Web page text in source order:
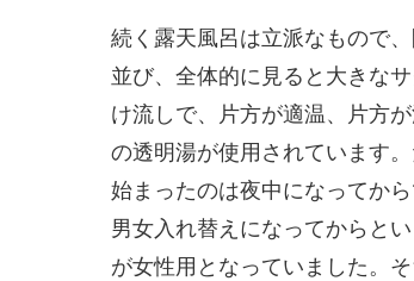
続く露天風呂は立派なもので
並び、全体的に見ると大きな
け流しで、片方が適温、片方
の透明湯が使用されています
始まったのは夜中になってか
男女入れ替えになってからと
が女性用となっていました。